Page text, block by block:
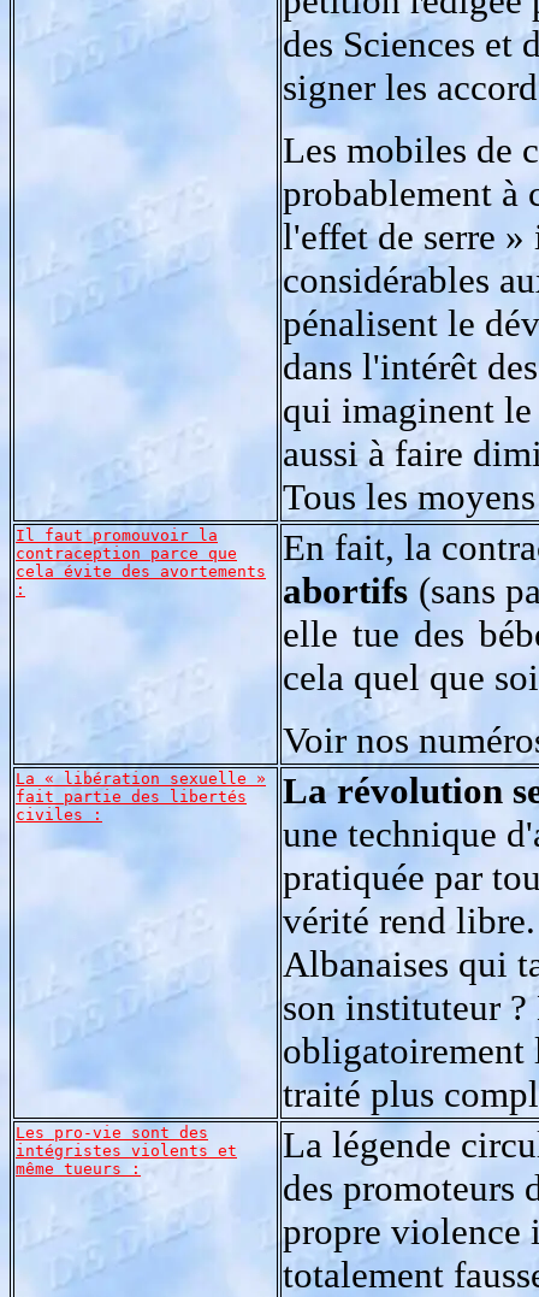
des Sciences et
signer les
Les mobiles de
probablement à
l'effet de serre »
considérables
pénalisent le
dans l'intérêt
qui imaginent le
aussi à faire
Tous les
Il faut promouvoir la
contraception parce que
cela évite des avortements
:
En fait, la
abortifs (sans
elle tue des
cela quel que
Voir nos
La « libération sexuelle »
fait partie des libertés
civiles :
La révolution
une technique
pratiquée par
vérité rend
Albanaises qui
son instituteur
obligatoirement
traité plus
Les pro-vie sont des
intégristes violents et
même tueurs :
La légende
des promoteurs
propre violence
totalement